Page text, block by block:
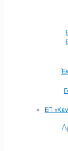
ΕΠ